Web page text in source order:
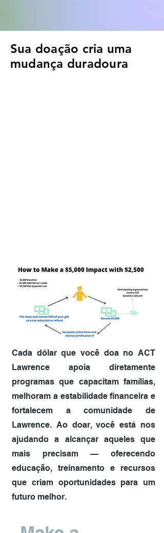
Sua doação cria uma
mudança duradoura
Cada dólar que você doa no ACT
Lawrence apoia diretamente
programas que capacitam famílias,
melhoram a estabilidade financeira e
fortalecem a comunidade de
Lawrence. Ao doar, você está nos
ajudando a alcançar aqueles que
mais precisam — oferecendo
educação, treinamento e recursos
que criam oportunidades para um
futuro melhor.